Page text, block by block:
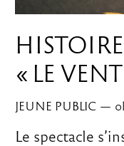
« LE
JEUNE PUBLIC — 0
Le spectacle